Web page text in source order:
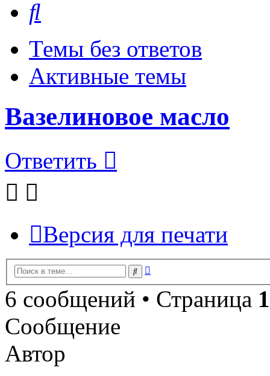
Темы без ответов
Активные темы
Вазелиновое масло
Ответить
Версия для печати
Поиск
6 сообщений • Страница 1
Сообщение
Автор